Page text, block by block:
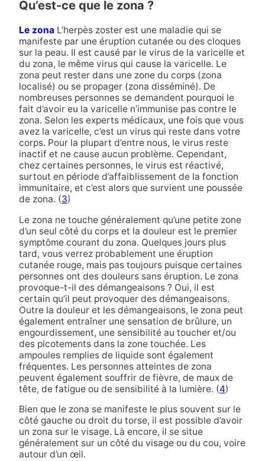
Qu’est-ce que le zona ?
Le zona L’herpès zoster est une maladie qui se
manifeste par une éruption cutanée ou des cloques
sur la peau. Il est causé par le virus de la varicelle et
du zona, le même virus qui cause la varicelle. Le
zona peut rester dans une zone du corps (zona
localisé) ou se propager (zona disséminé). De
nombreuses personnes se demandent pourquoi le
fait d’avoir eu la varicelle n’immunise pas contre le
zona. Selon les experts médicaux, une fois que vous
avez la varicelle, c’est un virus qui reste dans votre
corps. Pour la plupart d’entre nous, le virus reste
inactif et ne cause aucun problème. Cependant,
chez certaines personnes, le virus est réactivé,
surtout en période d’affaiblissement de la fonction
immunitaire, et c’est alors que survient une poussée
de zona. (3)
Le zona ne touche généralement qu’une petite zone
d’un seul côté du corps et la douleur est le premier
symptôme courant du zona. Quelques jours plus
tard, vous verrez probablement une éruption
cutanée rouge, mais pas toujours puisque certaines
personnes ont des douleurs sans éruption. Le zona
provoque-t-il des démangeaisons ? Oui, il est
certain qu’il peut provoquer des démangeaisons.
Outre la douleur et les démangeaisons, le zona peut
également entraîner une sensation de brûlure, un
engourdissement, une sensibilité au toucher et/ou
des picotements dans la zone touchée. Les
ampoules remplies de liquide sont également
fréquentes. Les personnes atteintes de zona
peuvent également souffrir de fièvre, de maux de
tête, de fatigue ou de sensibilité à la lumière. (4)
Bien que le zona se manifeste le plus souvent sur le
côté gauche ou droit du torse, il est possible d’avoir
un zona sur le visage. Là encore, il se situe
généralement sur un côté du visage ou du cou, voire
autour d’un œil.